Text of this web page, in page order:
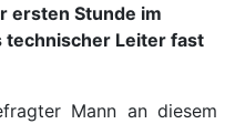
ersten Stunde im
technischer Leiter fast
Mann an diesem